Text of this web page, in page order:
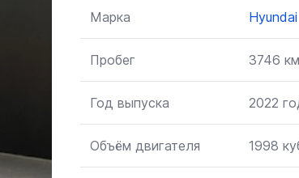
Марка Hyundai
Пробег 3746 км
Год выпуска 2022
Объём двигателя 1998